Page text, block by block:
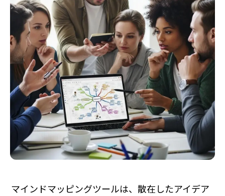
マインドマッピングツールは、散在したアイデア